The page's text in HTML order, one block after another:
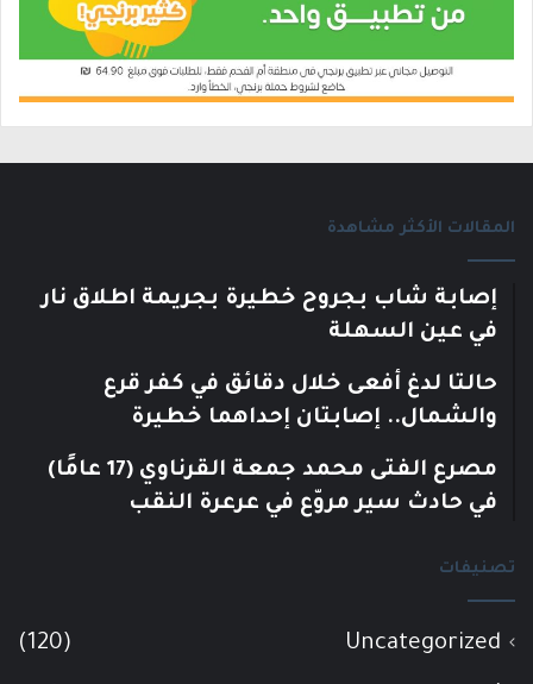
المقالات الأكثر مشاهدة
إصابة شاب بجروح خطيرة بجريمة اطلاق نار
في عين السهلة
حالتا لدغ أفعى خلال دقائق في كفر قرع
والشمال.. إصابتان إحداهما خطيرة
مصرع الفتى محمد جمعة القرناوي (17 عامًا)
في حادث سير مروّع في عرعرة النقب
تصنيفات
Uncategorized
(120)